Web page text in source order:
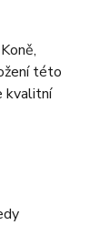
této
kvalitní